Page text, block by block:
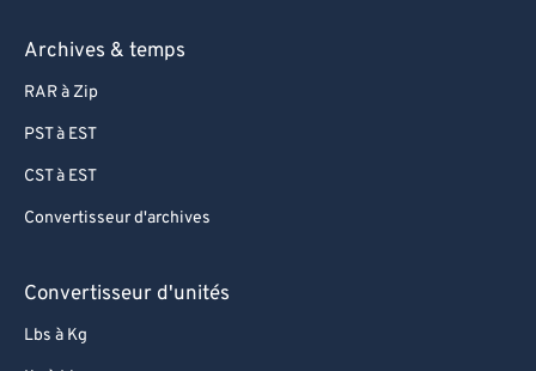
Archives & temps
RAR à Zip
PST à EST
CST à EST
Convertisseur d'archives
Convertisseur d'unités
Lbs à Kg